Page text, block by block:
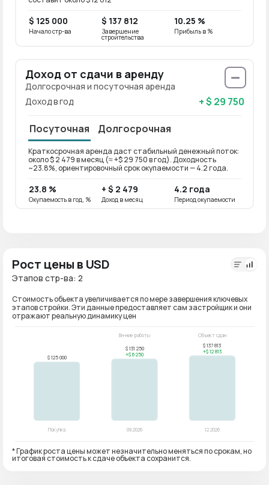
$ 125 000
Начало стр-ва
$ 137 812
Завершение
строительства
10.25 %
Прибыль в %
Доход от сдачи в аренду
Долгосрочная и посуточная аренда
Доход в год
+ $ 29 750
Посуточная Долгосрочная
Краткосрочная аренда даст стабильный денежный поток:
около $ 2 479 в месяц (≈ +$ 29 750 в год). Доходность
~23.8%, ориентировочный срок окупаемости — 4.2 года.
23.8 %
Окупаемость в год, %
+ $ 2 479
Доход в месяц
4.2 года
Период окупаемости
Рост цены в USD
Этапов стр-ва: 2
Стоимость объекта увеличивается по мере завершения ключевых
этапов стройки. Эти данные предоставляет сам застройщик и они
отражают реальную динамику цен
* График роста цены может незначительно меняться по срокам, но
итоговая стоимость к сдаче объекта сохранится.